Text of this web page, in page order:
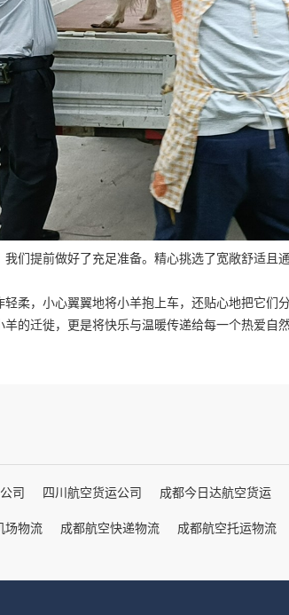
们提前做好了充足准备。精心挑选了宽敞舒适
柔，小心翼翼地将小羊抱上车，还贴心地把它们
的迁徙，更是将快乐与温暖传递给每一个热爱自
司 四川航空货运公司 成都今日达航空货运
场物流 成都航空快递物流 成都航空托运物流